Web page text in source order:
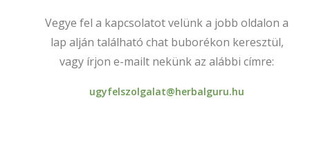
Vegye fel a kapcsolatot velünk a jobb oldalon a
lap alján található chat buborékon keresztül,
vagy írjon e-mailt nekünk az alábbi címre:
ugyfelszolgalat@herbalguru.hu